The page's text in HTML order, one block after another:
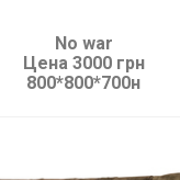
No war
Цена 3000 грн
800*800*700н